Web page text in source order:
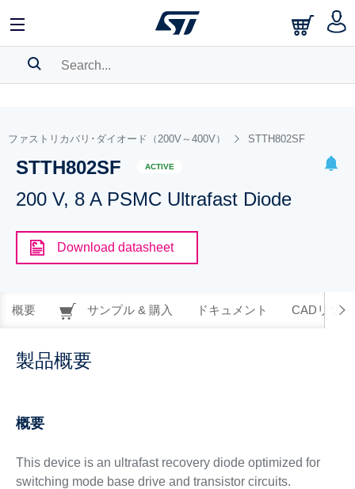
BOOKMARK
Please log into show your saved searches.
ファストリカバリ･ダイオード（200V～400V） STTH802SF
STTH802SF ACTIVE
200 V, 8 A PSMC Ultrafast Diode
Download datasheet
概要 サンプル & 購入 ドキュメント CADリソー
製品概要
概要
This device is an ultrafast recovery diode optimized for
switching mode base drive and transistor circuits.